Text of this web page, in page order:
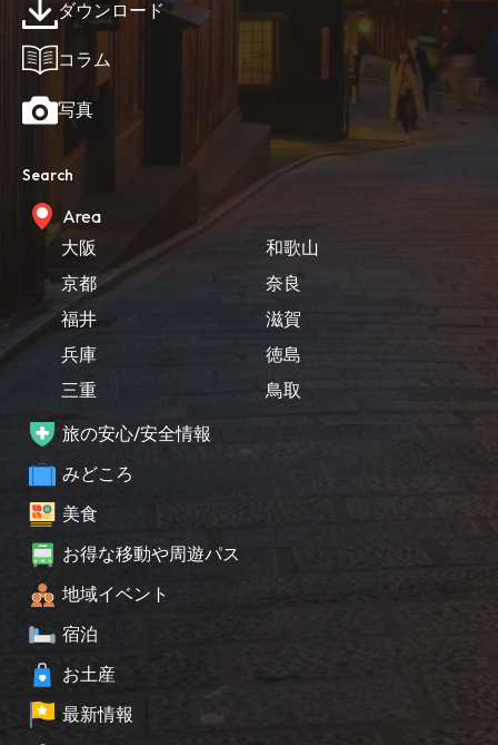
ダウンロード
コラム
写真
Search
Area
大阪
京都
福井
兵庫
三重
和歌山
奈良
滋賀
徳島
鳥取
旅の安心/安全情報
みどころ
美食
お得な移動や周遊パス
地域イベント
宿泊
お土産
最新情報